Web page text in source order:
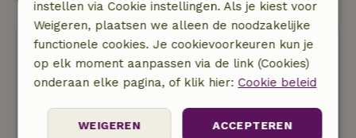
Gratis annuleren
instellen via Cookie instellingen. Als je kiest voor
Weigeren, plaatsen we alleen de noodzakelijke
functionele cookies. Je cookievoorkeuren kun je
op elk moment aanpassen via de link (Cookies)
onderaan elke pagina, of klik hier: Cookie beleid
ACCEPTEREN
WEIGEREN